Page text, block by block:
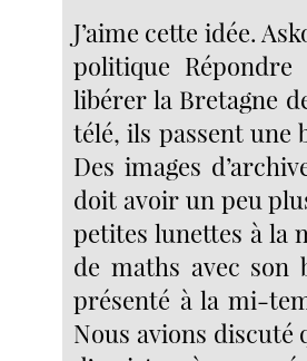
J’aime cette idée.
politique
libérer la Bretagne
télé, ils passent une
Des images
doit avoir un peu
petites lunettes à la
de maths avec son
présenté à la mi-
Nous avions discuté